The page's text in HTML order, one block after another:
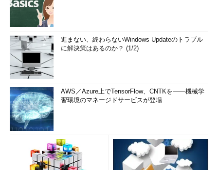
進まない、終わらないWindows Updateのトラブル
に解決策はあるのか？ (1/2)
AWS／Azure上でTensorFlow、CNTKを――機械学
習環境のマネージドサービスが登場